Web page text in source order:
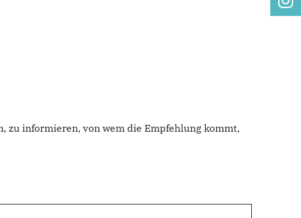
zu informieren, von wem die Empfehlung kommt,